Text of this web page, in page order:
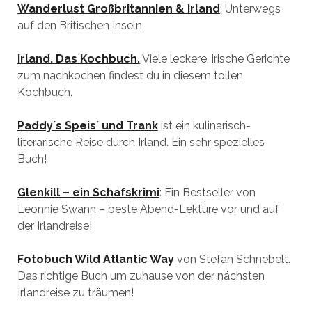
Wanderlust Großbritannien & Irland: Unterwegs
auf den Britischen Inseln
Irland. Das Kochbuch.Viele leckere, irische Gerichte
zum nachkochen findest du in diesem tollen
Kochbuch.
Paddy´s Speis´ und Trankist ein kulinarisch-
literarische Reise durch Irland. Ein sehr spezielles
Buch!
Glenkill – ein Schafskrimi: Ein Bestseller von
Leonnie Swann – beste Abend-Lektüre vor und auf
der Irlandreise!
Fotobuch Wild Atlantic Wayvon Stefan Schnebelt.
Das richtige Buch um zuhause von der nächsten
Irlandreise zu träumen!